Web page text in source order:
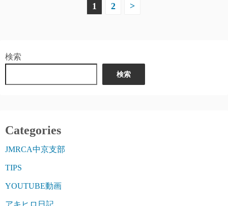
ペ
ー
送
り
1 2 >
検索
検索
Categories
JMRCA中京支部
TIPS
YOUTUBE動画
アキヒロ日記